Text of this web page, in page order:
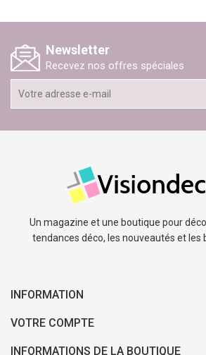
Newsletter
Recevez nos offres spéciales
Un magazine et une boutique pour
tendances déco, les nouveautés et les
INFORMATION
VOTRE COMPTE
INFORMATIONS DE LA BOUTIQUE